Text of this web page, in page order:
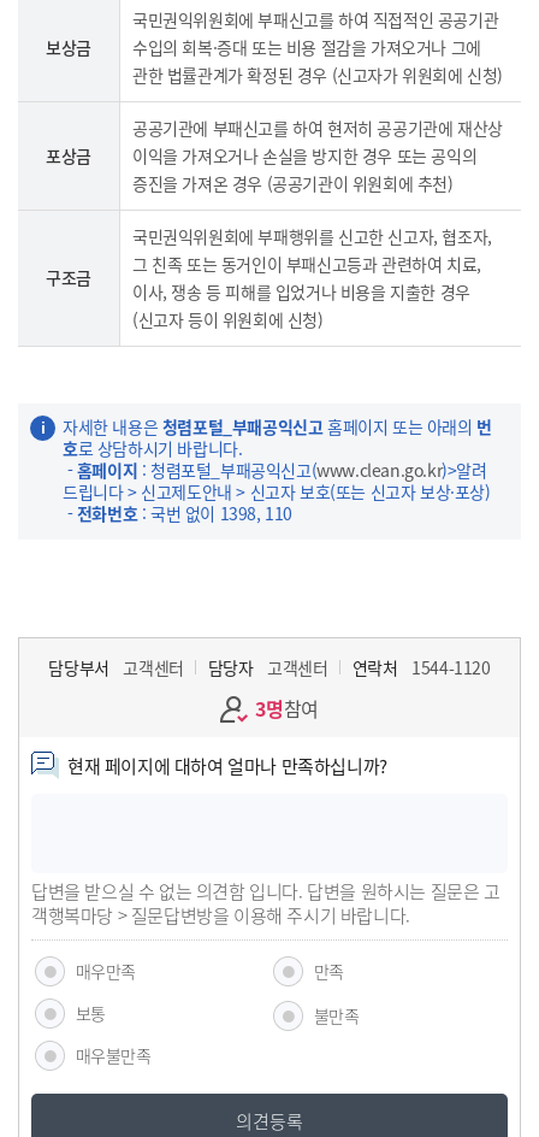
보상금
국민권익위원회에 부패신고를 하여 직접적인 공공기관
수입의 회복·증대 또는 비용 절감을 가져오거나 그에
관한 법률관계가 확정된 경우 (신고자가 위원회에 신청)
포상금
공공기관에 부패신고를 하여 현저히 공공기관에 재산상
이익을 가져오거나 손실을 방지한 경우 또는 공익의
증진을 가져온 경우 (공공기관이 위원회에 추천)
구조금
국민권익위원회에 부패행위를 신고한 신고자, 협조자,
그 친족 또는 동거인이 부패신고등과 관련하여 치료,
이사, 쟁송 등 피해를 입었거나 비용을 지출한 경우
(신고자 등이 위원회에 신청)
자세한 내용은 청렴포털_부패공익신고홈페이지 또는 아래의 번
호로 상담하시기 바랍니다.
-홈페이지 : 청렴포털_부패공익신고(www.clean.go.kr)>알려
드립니다 > 신고제도안내 > 신고자 보호(또는 신고자 보상·포상)
-전화번호: 국번 없이 1398, 110
담당부서 고객센터 담당자 고객센터 연락처 1544-1120
3명참여
현재 페이지에 대하여 얼마나 만족하십니까?
답변을 받으실 수 없는 의견함 입니다. 답변을 원하시는 질문은 고
객행복마당 > 질문답변방을 이용해 주시기 바랍니다.
매우만족
만족
보통
불만족
매우불만족
의견등록